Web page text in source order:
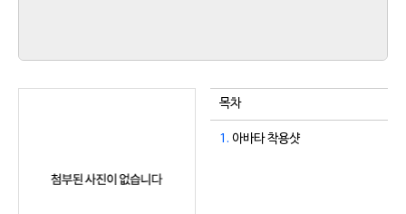
목차
1. 아바타 착용샷